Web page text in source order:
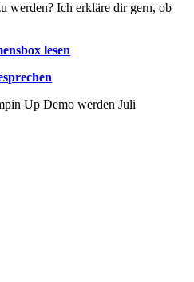
werden? Ich erkläre dir gern, ob
lesen